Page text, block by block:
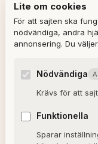
Ulla Granqvist
Lite om cookies
För att sajten ska
nödvändiga, andra
annonsering. Du väljer.
Nödvändiga
Krävs för att
Funktionella
Sparar